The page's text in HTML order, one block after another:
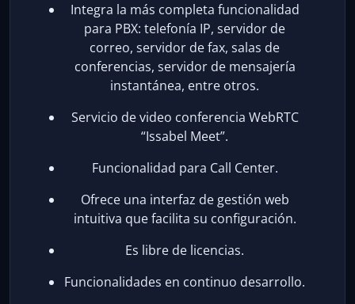
Integra la más completa funcionalidad
para PBX: telefonía IP, servidor de
correo, servidor de fax, salas de
conferencias, servidor de mensajería
instantánea, entre otros.
Servicio de video conferencia WebRTC
“Issabel Meet”.
Funcionalidad para Call Center.
Ofrece una interfaz de gestión web
intuitiva que facilita su configuración.
Es libre de licencias.
Funcionalidades en continuo desarrollo.